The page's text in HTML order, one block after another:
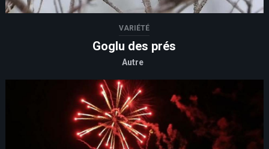
VARIÉTÉ
Goglu des prés
Autre